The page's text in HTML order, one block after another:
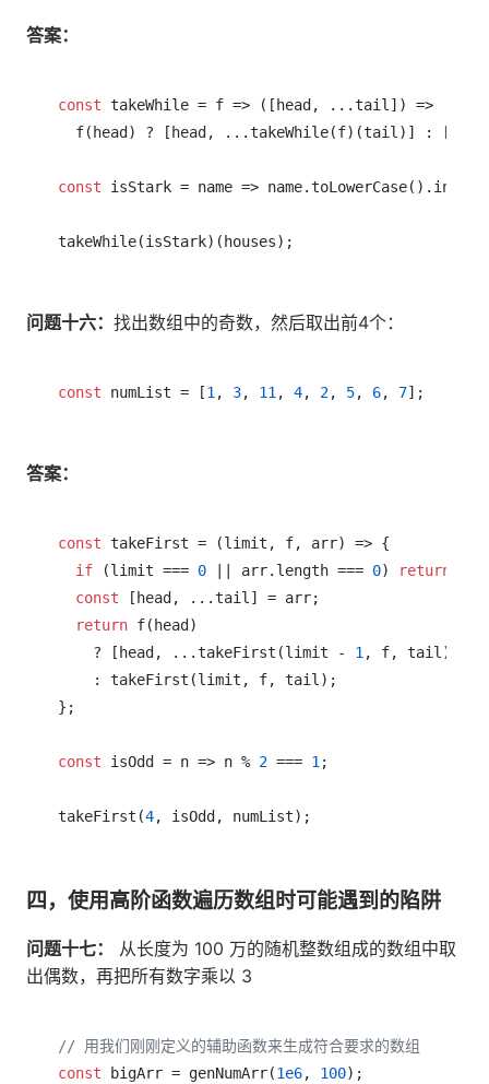
答案：
const takeWhile = f => ([head, ...tail]) =>
  f(head) ? [head, ...takeWhile(f)(tail)] : [];
const isStark = name =>
问题十六： 找出数组中的奇数，然后取出前4个：
const numList = [1 , 3, 11 , 4, 2, 5, 6, 7
答案：
const takeFirst = (limit, f, arr) => {
if (limit === 0 || arr.length === 0) return
const [head, ...tail] = arr;
return f(head)
    ? [head, ...takeFirst(limit -
1 , f, tail)]
    : takeFirst(limit, f, tail);
};
const isOdd = n => n % 2 === 1 ;
takeFirst(4
四，使用高阶函数遍历数组时可能遇到的陷阱
问题十七：
从长度为 100 万的随机整数组成的数组中取
出偶数，再把所有数字乘以 3
// 用我们刚刚定义的辅助函数来生成符合要求的数组
const bigArr = genNumArr(1e6, 100